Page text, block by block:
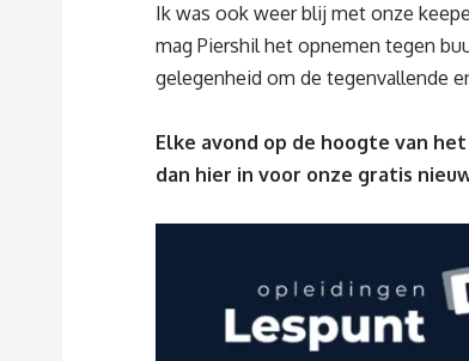
Ik was ook weer blij met onze
mag Piershil het opnemen tegen
gelegenheid om de tegenvallende
Elke avond op de hoogte van
dan hier in voor onze gratis